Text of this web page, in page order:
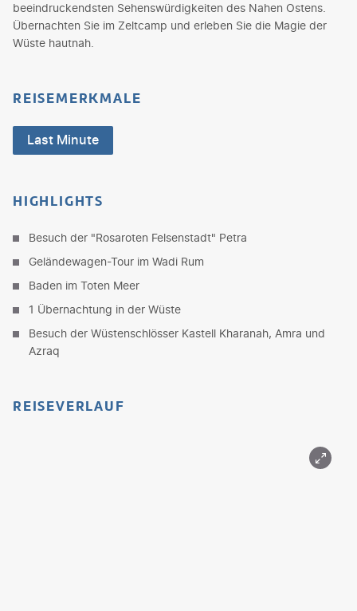
beeindruckendsten Sehenswürdigkeiten des Nahen Ostens.
Übernachten Sie im Zeltcamp und erleben Sie die Magie der
Wüste hautnah.
REISEMERKMALE
Last Minute
HIGHLIGHTS
Besuch der "Rosaroten Felsenstadt" Petra
Geländewagen-Tour im Wadi Rum
Baden im Toten Meer
1 Übernachtung in der Wüste
Besuch der Wüstenschlösser Kastell Kharanah, Amra und
Azraq
REISEVERLAUF